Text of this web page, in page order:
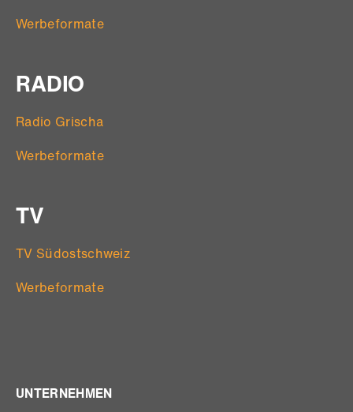
Werbeformate
RADIO
Radio Grischa
Werbeformate
TV
TV Südostschweiz
Werbeformate
UNTERNEHMEN